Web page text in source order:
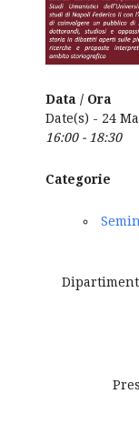
Data / Ora
Date(s) - 24
16:00 - 18:30
Categorie